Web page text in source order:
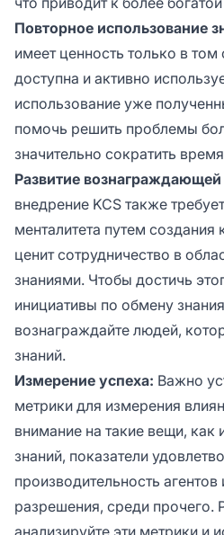
Повторное использование
имеет ценность только в том
доступна и активно
использование уже
помочь решить проблемы
значительно сократить
Развитие
внедрение KCS также
менталитета путем создания
ценит сотрудничество в
знаниями. Чтобы достичь
инициативы по обмену
вознаграждайте людей,
знаний.
Измерение успеха: Важно
метрики для измерения
внимание на такие вещи, как
знаний, показатели
производительность агентов
разрешения, среди прочего.
анализируйте эти метрики и